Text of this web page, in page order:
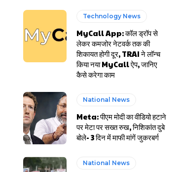
Technology News
MyCall App: कॉल ड्रॉप से
लेकर कमजोर नेटवर्क तक की
शिकायत होगी दूर, TRAI ने लॉन्च
किया नया MyCall ऐप, जानिए
कैसे करेगा काम
National News
Meta: पीएम मोदी का वीडियो हटाने
पर मेटा पर सख्त रुख, निशिकांत दुबे
बोले- 3 दिन में माफी मांगें जुकरबर्ग
National News